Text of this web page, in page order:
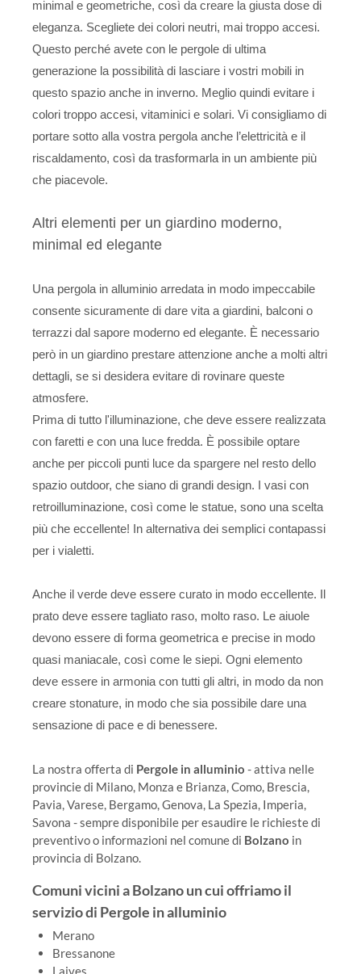
minimal e geometriche, così da creare la giusta dose di
eleganza. Scegliete dei colori neutri, mai troppo accesi.
Questo perché avete con le pergole di ultima
generazione la possibilità di lasciare i vostri mobili in
questo spazio anche in inverno. Meglio quindi evitare i
colori troppo accesi, vitaminici e solari. Vi consigliamo di
portare sotto alla vostra pergola anche l’elettricità e il
riscaldamento, così da trasformarla in un ambiente più
che piacevole.
Altri elementi per un giardino moderno,
minimal ed elegante
Una pergola in alluminio arredata in modo impeccabile
consente sicuramente di dare vita a giardini, balconi o
terrazzi dal sapore moderno ed elegante. È necessario
però in un giardino prestare attenzione anche a molti altri
dettagli, se si desidera evitare di rovinare queste
atmosfere.
Prima di tutto l'illuminazione, che deve essere realizzata
con faretti e con una luce fredda. È possibile optare
anche per piccoli punti luce da spargere nel resto dello
spazio outdoor, che siano di grandi design. I vasi con
retroilluminazione, così come le statue, sono una scelta
più che eccellente! In alternativa dei semplici contapassi
per i vialetti.
Anche il verde deve essere curato in modo eccellente. Il
prato deve essere tagliato raso, molto raso. Le aiuole
devono essere di forma geometrica e precise in modo
quasi maniacale, così come le siepi. Ogni elemento
deve essere in armonia con tutti gli altri, in modo da non
creare stonature, in modo che sia possibile dare una
sensazione di pace e di benessere.
La nostra offerta di Pergole in alluminio - attiva nelle
provincie di Milano, Monza e Brianza, Como, Brescia,
Pavia, Varese, Bergamo, Genova, La Spezia, Imperia,
Savona - sempre disponibile per esaudire le richieste di
preventivo o informazioni nel comune di Bolzano in
provincia di Bolzano.
Comuni vicini a Bolzano un cui offriamo il
servizio di Pergole in alluminio
Merano
Bressanone
Laives